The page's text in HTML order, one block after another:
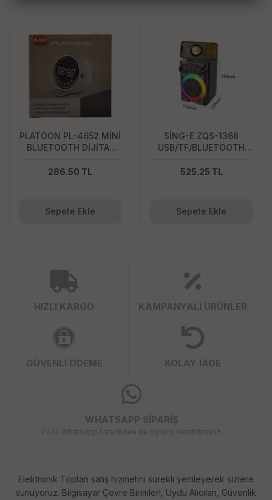
PLATOON PL-4652 MİNİ
BLUETOOTH DİJİTAL
286.50 TL
Sepete Ekle
SİNG-E ZQS-1368
USB/TF/BLUETOOTH
SPEAKER
525.25 TL
Sepete Ekle
HIZLI KARGO KAMPANYALI ÜRÜNLER
GÜVENLİ ÖDEME KOLAY İADE
WHATSAPP SİPARİŞ
7x24 Whatsapp Üzerinden de Sipariş Verebilirsiniz.
Elektronik Toptan satış hizmetini sürekli yenileyerek sizlere
sunuyoruz. Bilgisayar Çevre Birimleri, Uydu Alıcıları, Güvenlik